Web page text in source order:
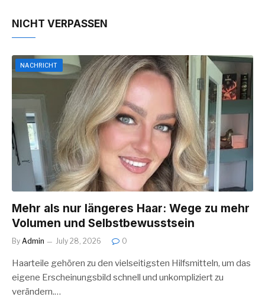
NICHT VERPASSEN
NACHRICHT
Mehr als nur längeres Haar: Wege zu mehr
Volumen und Selbstbewusstsein
By Admin July 28, 2026 0
Haarteile gehören zu den vielseitigsten Hilfsmitteln, um das
eigene Erscheinungsbild schnell und unkompliziert zu
verändern.…